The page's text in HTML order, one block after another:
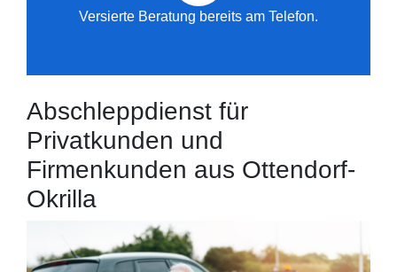
Versierte Beratung bereits am Telefon.
Abschleppdienst für
Privatkunden und
Firmenkunden aus Ottendorf-
Okrilla